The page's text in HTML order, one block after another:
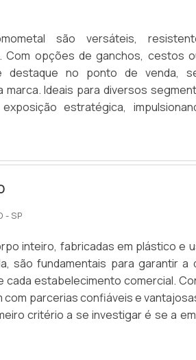
são versáteis,
Com opções de ganchos, cestos
destaque no ponto de venda,
marca. Ideais para diversos
estratégica,
otimizam seu espaço e valorizam
seu PDV com a Promometal!
- SP
inteiro, fabricadas em plástico e
são fundamentais para garantir a
estabelecimento comercial.
parcerias confiáveis e
critério a se investigar é se a
manequins oferece variedade,
do.